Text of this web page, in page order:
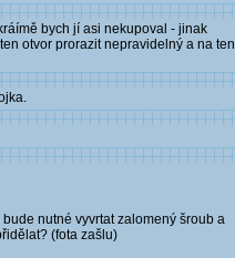
bych jí asi nekupoval - jinak
otvor prorazit nepravidelný a na ten
nutné vyvrtat zalomený šroub a
(fota zašlu)